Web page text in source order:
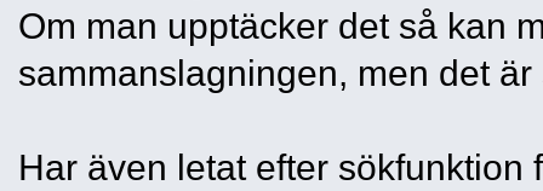
Om man upptäcker det så kan
sammanslagningen, men det
Har även letat efter